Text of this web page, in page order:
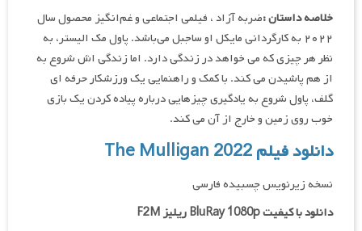
خلاصه داستان :ضربه آزاد ، فیلمی اجتماعی و غم‌انگیز محصول سال
۲۰۲۲ به کارگردانی مایکل او ساجبل می‌باشد. پاول مک الیستر، به
نظر هر چیزی که می خواهد در زندگی دارد. اما زندگی اش شروع به
از هم پاشیدن می کند. با کمک و راهنمایی یک ورزشکار حرفه ای
گلف، پاول شروع به یادگیری چیزهایی درباره پیاده کردن یک بازی
خوب روی زمین و خارج از آن می کند.
دانلود فیلم The Mulligan 2022
نسخه زیرنویس چسبیده فارسی
دانلود با کیفیت BluRay 1080p ریلیز F2M